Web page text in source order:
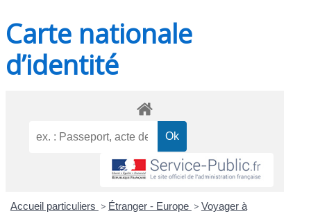
Carte nationale
d’identité
Accueil particuliers > Étranger - Europe > Voyager à